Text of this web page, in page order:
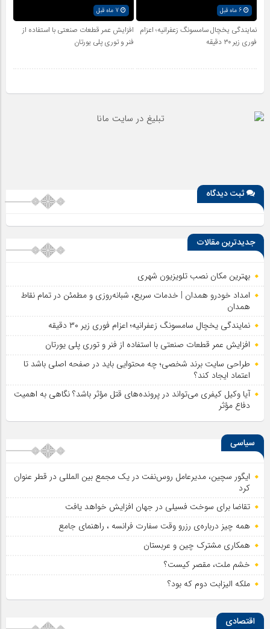
6 ماه قبل
نمایندگی یخچال سامسونگ زعفرانیه؛ اعزام
فوری زیر ۳۰ دقیقه
افزایش عمر قطعات صنعتی با استفاده از
فنر و توری پلی یورتان
ثبت دیدگاه
جدیدترین مقالات
بهترین مکان نصب تلویزیون شهری
امداد خودرو همدان | خدمات سریع، شبانه‌روزی و مطمئن در تمام نقاط
همدان
نمایندگی یخچال سامسونگ زعفرانیه؛ اعزام فوری زیر ۳۰ دقیقه
افزایش عمر قطعات صنعتی با استفاده از فنر و توری پلی یورتان
طراحی سایت برند شخصی؛ چه محتوایی باید در صفحه اصلی باشد تا
اعتماد ایجاد کند؟
آیا وکیل کیفری می‌تواند در پرونده‌های قتل مؤثر باشد؟ نگاهی به اهمیت
دفاع مؤثر
سیاسی
ایگور سچین، مدیرعامل روس‌نفت در یک مجمع بین المللی در قطر عنوان
کرد
تقاضا برای سوخت فسیلی در جهان افزایش خواهد یافت
همه چیز درباره‌ی رزرو وقت سفارت فرانسه ، راهنمای جامع
همکاری مشترک چین و عربستان
خشم ملت، مقصر کیست؟
ملکه الیزابت دوم که بود؟
اقتصادی